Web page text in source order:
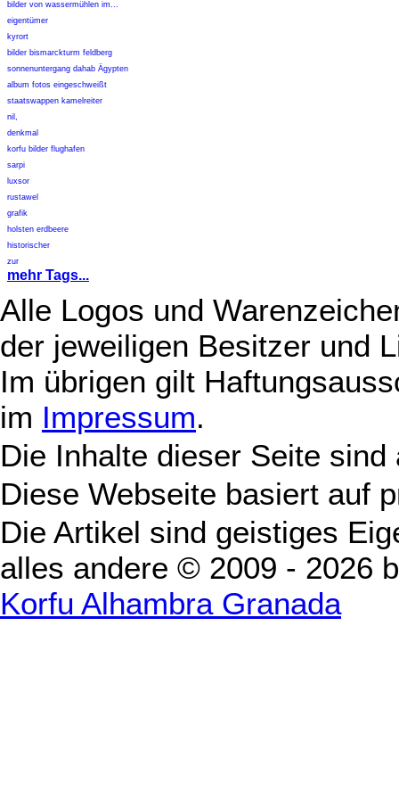
bilder von wassermühlen im...
eigentümer
kyrort
bilder bismarckturm feldberg
sonnenuntergang dahab Ägypten
album fotos eingeschweißt
staatswappen kamelreiter
nil,
denkmal
korfu bilder flughafen
sarpi
luxsor
rustawel
grafik
holsten erdbeere
historischer
zur
mehr Tags...
Alle Logos und
der jeweiligen Besitzer und
Im übrigen gilt
im Impressum.
Die Inhalte dieser Seite
Diese Webseite basiert auf
Die Artikel sind geistiges
alles andere © 2009 - 2026
Korfu Alhambra Granada